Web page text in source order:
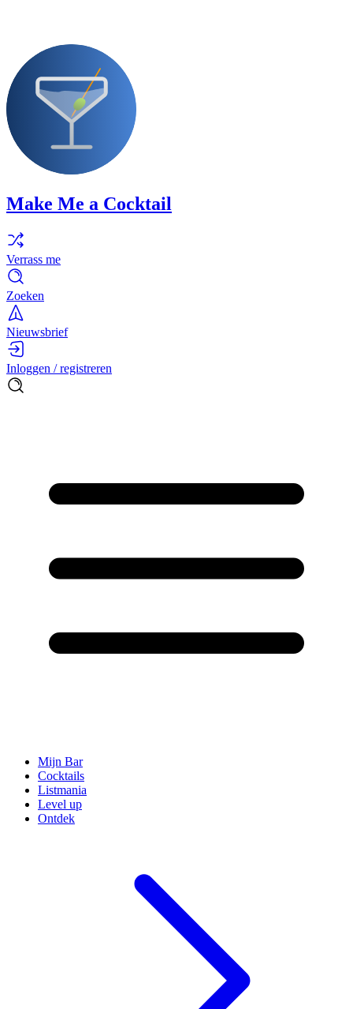
Make Me a Cocktail
Verrass me
Zoeken
Nieuwsbrief
Inloggen / registreren
Mijn Bar
Cocktails
Listmania
Level up
Ontdek